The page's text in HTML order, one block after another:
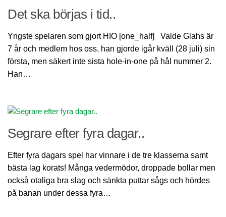
Anpassa din utrustning
Lektioner av vår PRO
Medlemsträning
Studiobokning
Banan
Banguide
Nedslagsmärken
Det ska börjas i tid..
Yngste spelaren som gjort HIO [one_half] Valde Glahs är
7 år och medlem hos oss, han gjorde igår kväll (28 juli) sin
första, men säkert inte sista hole-in-one på hål nummer 2.
Han…
Segrare efter fyra dagar..
Efter fyra dagars spel har vinnare i de tre klasserna samt
bästa lag korats! Många vedermödor, droppade bollar men
också otaliga bra slag och sänkta puttar sågs och hördes
på banan under dessa fyra…